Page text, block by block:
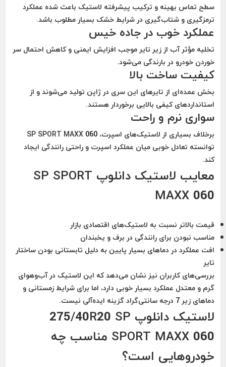
سطح تماس بهینه و ترکیب پیشرفته لاستیک باعث شده عملکرد
ترمزگیری و شتاب‌گیری در شرایط خشک بسیار مطلوب باشد.
عملکرد خوب در جاده خیس
تخلیه مؤثر آب از زیر تایر موجب افزایش ایمنی و کاهش احتمال سر
خوردن خودرو در بارندگی می‌شود.
کیفیت ساخت بالا
بخش عمده‌ای از تایرهای این سری در ژاپن تولید می‌شوند و از
استانداردهای کیفی بالایی برخوردار هستند.
سواری نرم و راحت
برخلاف بسیاری از لاستیک‌های اسپرت، SP SPORT MAXX 060
توانسته تعادل خوبی میان عملکرد اسپرت و راحتی رانندگی ایجاد
کند.
معایب لاستیک دانلوپ SP SPORT
MAXX 060
قیمت بالاتر نسبت به لاستیک‌های اقتصادی بازار
مناسب نبودن برای رانندگی در برف و یخبندان
افت عملکرد در دماهای بسیار پایین به دلیل تابستانی بودن ساختار
تایر
بررسی‌های کاربران نیز نشان می‌دهد که این لاستیک در آب‌وهوای
گرم و معتدل عملکرد بسیار خوبی دارد، اما برای شرایط زمستانی و
دماهای زیر 7 درجه سانتی‌گراد گزینه ایده‌آلی نیست.
لاستیک دانلوپ 275/40R20 SP
SPORT MAXX 060 مناسب چه
خودروهایی است؟